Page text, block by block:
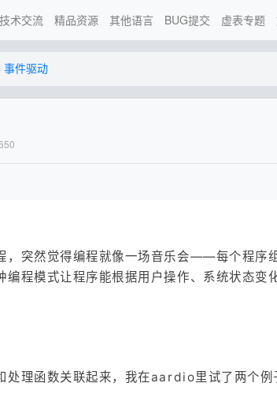
技术交流 精品资源 其他语言 BUG提交 虚表专题
事件驱动
，突然觉得编程就像一场音乐会——每个程序
程模式让程序能根据用户操作、系统状态变
处理函数关联起来，我在aardio里试了两个例